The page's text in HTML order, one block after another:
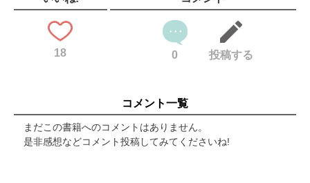
18 0 投稿する
コメント一覧
まだこの書籍へのコメントはありません。
是非感想などコメント投稿してみてくださいね!